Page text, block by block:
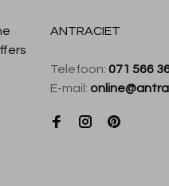
ANTRACIET
Telefoon: 071 566
E-mail: